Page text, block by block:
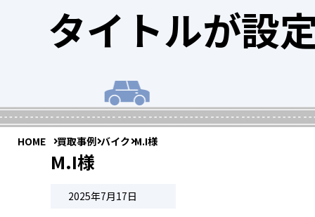
タイトルが設
HOME 買取事例 バイク M.I様
M.I様
2025年7月17日